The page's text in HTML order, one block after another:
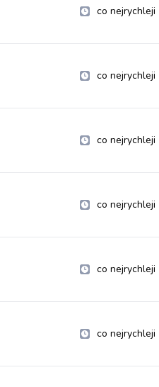
co nejrychleji
co nejrychleji
co nejrychleji
co nejrychleji
co nejrychleji
co nejrychleji